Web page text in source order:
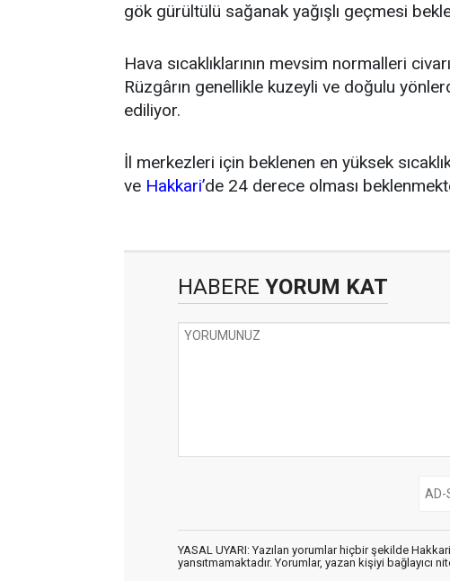
gök gürültülü sağanak yağışlı geçmesi
Hava sıcaklıklarının mevsim normalleri
Rüzgârın genellikle kuzeyli ve doğulu
ediliyor.
İl merkezleri için beklenen en yüksek
ve Hakkari’de 24 derece olması
HABERE YORUM KAT
YASAL UYARI: Yazılan yorumlar hiçbir şekilde
yansıtmamaktadır. Yorumlar, yazan kişiyi bağlayıcı